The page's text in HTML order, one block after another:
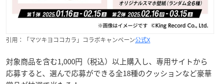
引用：「マツキヨココカラ」コラボキャンペーン公式X
対象商品を含む1,000円（税込）以上購入し、専用サイトから
応募すると、選んで応募ができる全18種のクッションなど豪華